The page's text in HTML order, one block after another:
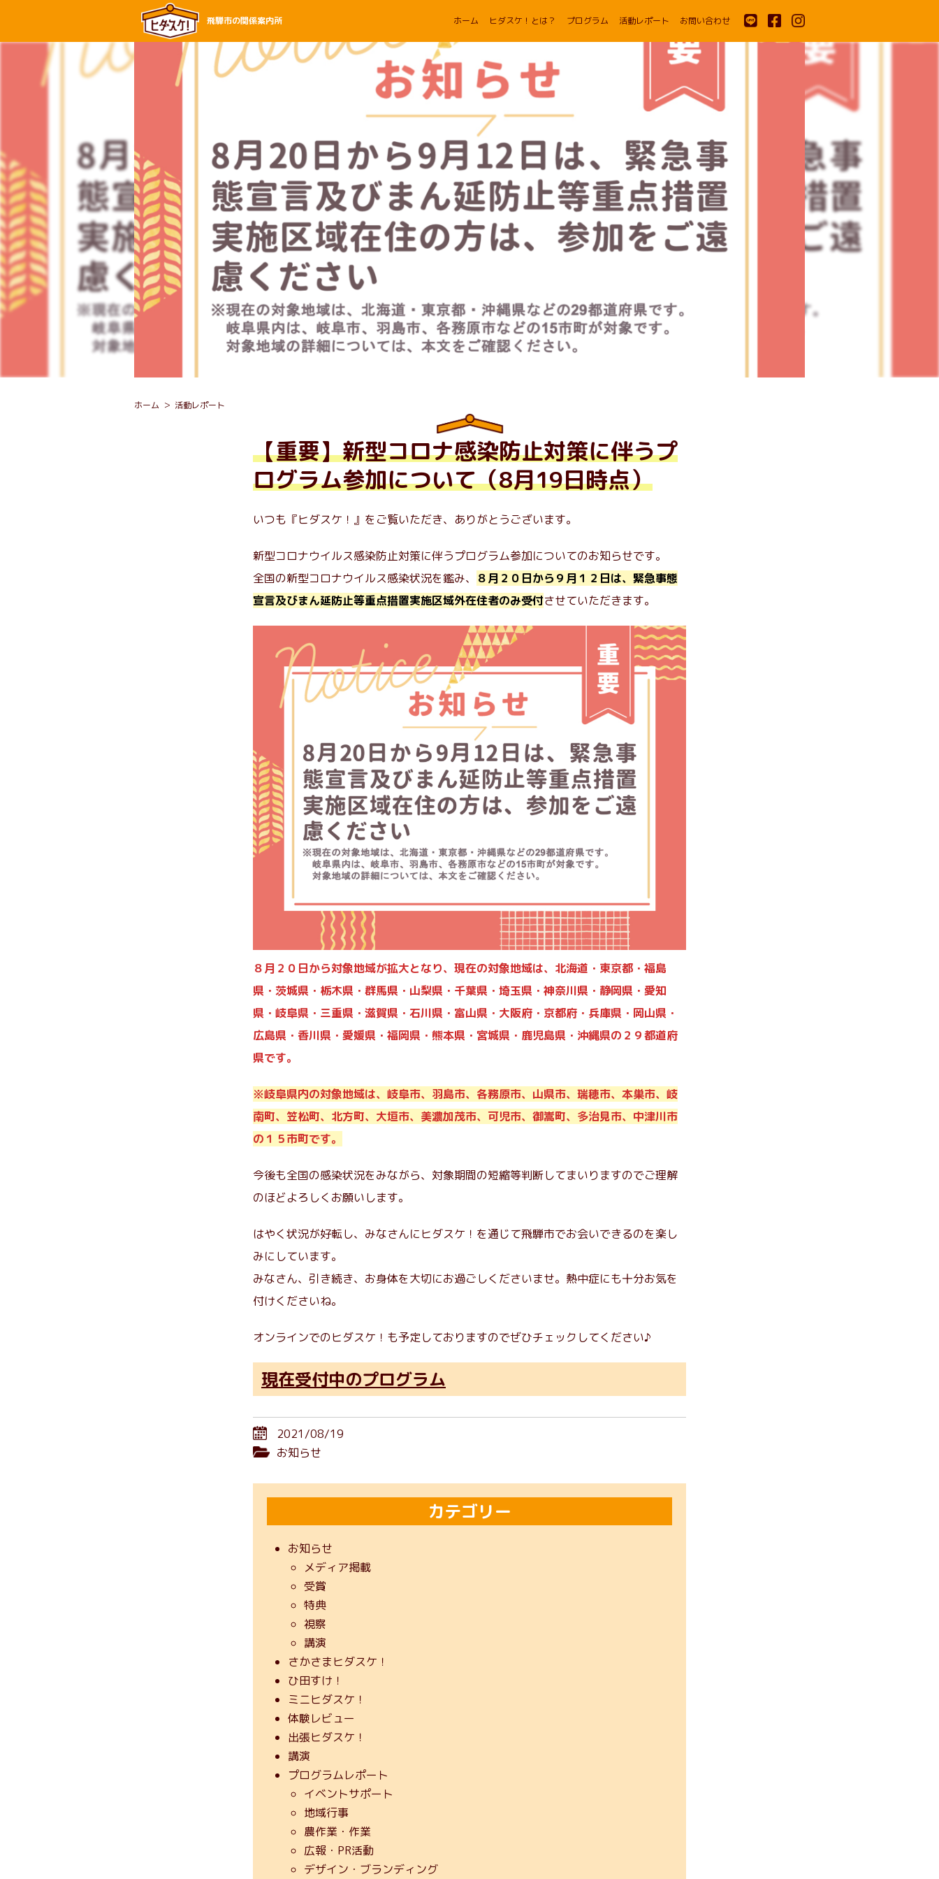
飛騨市の関係案内所 ホーム ヒダスケ！とは？ プログラム 活動レポート お問い合わせ
ホーム 活動レポート
【重要】新型コロナ感染防止対策に伴うプ
ログラム参加について（8月19日時点）
いつも『ヒダスケ！』をご覧いただき、ありがとうございます。
新型コロナウイルス感染防止対策に伴うプログラム参加についてのお知らせです。
全国の新型コロナウイルス感染状況を鑑み、
８月２０日から９月１２日は、緊急事態
宣言及びまん延防止等重点措置実施区域外在住者のみ受付させていただきます。
８月２０日から対象地域が拡大となり、現在の対象地域は、北海道・東京都・福島
県・茨城県・栃木県・群馬県・山梨県・千葉県・埼玉県・神奈川県・静岡県・愛知
県・岐阜県・三重県・滋賀県・石川県・富山県・大阪府・京都府・兵庫県・岡山県・
広島県・香川県・愛媛県・福岡県・熊本県・宮城県・鹿児島県・沖縄県の２９都道府
県です。
※岐阜県内の対象地域は、岐阜市、羽島市、各務原市、山県市、瑞穂市、本巣市、岐
南町、笠松町、北方町、大垣市、美濃加茂市、可児市、御嵩町、多治見市、中津川市
の１５市町です。
今後も全国の感染状況をみながら、対象期間の短縮等判断してまいりますのでご理解
のほどよろしくお願いします。
はやく状況が好転し、みなさんにヒダスケ！を通じて飛騨市でお会いできるのを楽し
みにしています。
みなさん、引き続き、お身体を大切にお過ごしくださいませ。熱中症にも十分お気を
付けくださいね。
オンラインでのヒダスケ！も予定しておりますのでぜひチェックしてください♪
現在受付中のプログラム
2021/08/19
お知らせ
カテゴリー
お知らせ
メディア掲載
受賞
特典
視察
講演
さかさまヒダスケ！
ひ田すけ！
ミニヒダスケ！
体験レビュー
出張ヒダスケ！
講演
プログラムレポート
イベントサポート
地域行事
農作業・作業
広報・PR活動
デザイン・ブランディング